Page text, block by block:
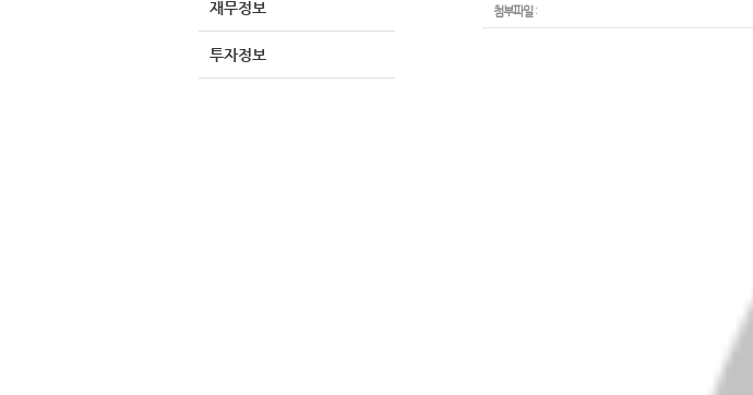
재무정보
투자정보
첨부파일: